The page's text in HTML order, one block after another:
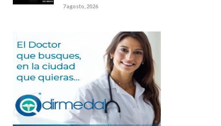
7 agosto, 2026